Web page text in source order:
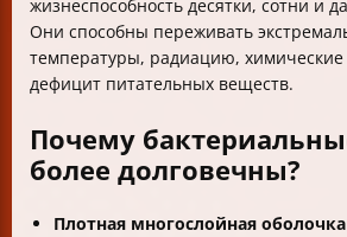
жизнеспособность десятки, сотни и
Они способны переживать
температуры, радиацию,
дефицит питательных веществ.
Почему
более долговечны?
Плотная многослойная оболочка